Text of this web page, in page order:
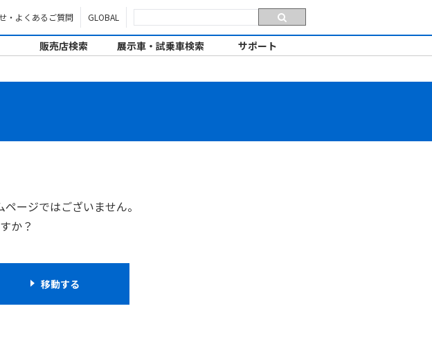
・よくあるご質問 GLOBAL
販売店検索 展示車・試乗車検索 サポート
ージではございません。
か？
移動する